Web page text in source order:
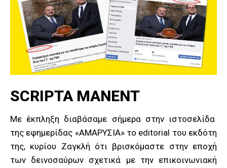
SCRIPTA MANENT
Με έκπληξη διαβάσαμε σήμερα στην ιστοσελίδα
της εφημερίδας «ΑΜΑΡΥΣΙΑ» το editorial του εκδότη
της, κυρίου Ζαγκλή ότι βρισκόμαστε στην εποχή
των δεινοσαύρων σχετικά με την επικοινωνιακή